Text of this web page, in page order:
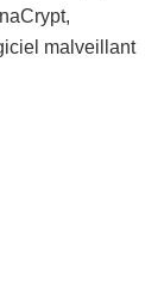
malveillant